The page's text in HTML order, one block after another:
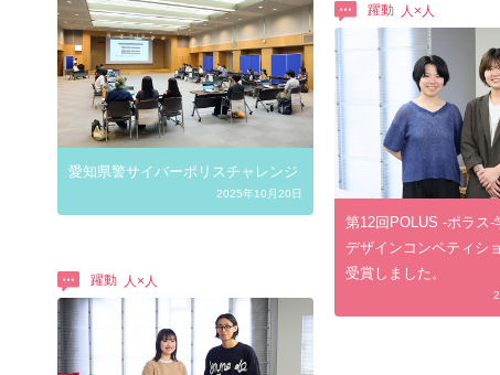
愛知県警サイバーポリスチャレンジ
2025年10月20日
躍動
第12回POLUS -ポラス-
デザインコンペティシ
受賞しました。
躍動